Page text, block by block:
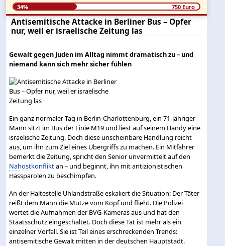
34% 750 Euro
Antisemitische Attacke in Berliner Bus – Opfer
nur, weil er israelische Zeitung las
Gewalt gegen Juden im Alltag nimmt dramatisch zu – und
niemand kann sich mehr sicher fühlen
Ein ganz normaler Tag in Berlin-Charlottenburg, ein 71-jähriger
Mann sitzt im Bus der Linie M19 und liest auf seinem Handy eine
israelische Zeitung. Doch diese unscheinbare Handlung reicht
aus, um ihn zum Ziel eines Übergriffs zu machen. Ein Mitfahrer
bemerkt die Zeitung, spricht den Senior unvermittelt auf den
Nahostkonfliktan – und beginnt, ihn mit antizionistischen
Hassparolen zu beschimpfen.
An der Haltestelle Uhlandstraße eskaliert die Situation: Der Täter
reißt dem Mann die Mütze vom Kopf und flieht. Die Polizei
wertet die Aufnahmen der BVG-Kameras aus und hat den
Staatsschutz eingeschaltet. Doch diese Tat ist mehr als ein
einzelner Vorfall. Sie ist Teil eines erschreckenden Trends:
antisemitische Gewalt mitten in der deutschen Hauptstadt.